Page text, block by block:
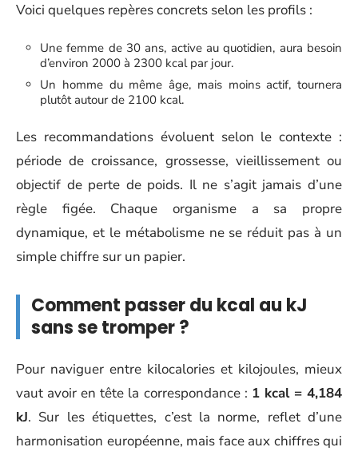
Voici quelques repères concrets selon les profils :
Une femme de 30 ans, active au quotidien, aura besoin
d’environ 2000 à 2300 kcal par jour.
Un homme du même âge, mais moins actif, tournera
plutôt autour de 2100 kcal.
Les recommandations évoluent selon le contexte :
période de croissance, grossesse, vieillissement ou
objectif de perte de poids. Il ne s’agit jamais d’une
règle figée. Chaque organisme a sa propre
dynamique, et le métabolisme ne se réduit pas à un
simple chiffre sur un papier.
Comment passer du kcal au kJ
sans se tromper ?
Pour naviguer entre kilocalories et kilojoules, mieux
vaut avoir en tête la correspondance : 1 kcal = 4,184
kJ. Sur les étiquettes, c’est la norme, reflet d’une
harmonisation européenne, mais face aux chiffres qui